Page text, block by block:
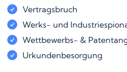
Vertragsbruch
Werks- und
Wettbewerbs- &
Urkundenbesorgung